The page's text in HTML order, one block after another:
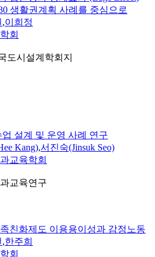
생활권계획 사례를 중심으로
,이희정
회
도시설계학회지
설계 및 운영 사례 연구
Kang),서진숙(Jinsuk Seo)
교육학회
교육연구
친화제도 이용용이성과 감정노동
,한주희
회